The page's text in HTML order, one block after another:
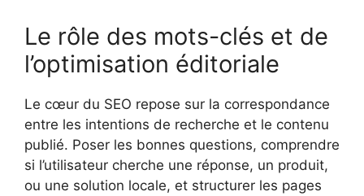
Le rôle des mots-clés et de
l’optimisation éditoriale
Le cœur du SEO repose sur la correspondance
entre les intentions de recherche et le contenu
publié. Poser les bonnes questions, comprendre
si l’utilisateur cherche une réponse, un produit,
ou une solution locale, et structurer les pages